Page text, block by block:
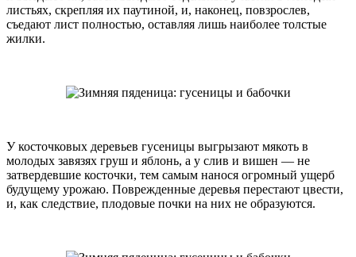
листьях, скрепляя их паутиной, и, наконец, повзрослев,
съедают лист полностью, оставляя лишь наиболее толстые
жилки.
У косточковых деревьев гусеницы выгрызают мякоть в
молодых завязях груш и яблонь, а у слив и вишен — не
затвердевшие косточки, тем самым нанося огромный ущерб
будущему урожаю. Поврежденные деревья перестают цвести,
и, как следствие, плодовые почки на них не образуются.